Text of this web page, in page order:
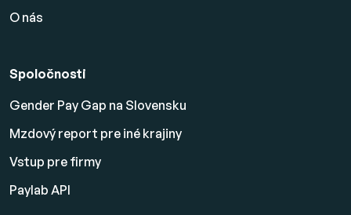
O nás
Spoločnosti
Gender Pay Gap na Slovensku
Mzdový report pre iné krajiny
Vstup pre firmy
Paylab API